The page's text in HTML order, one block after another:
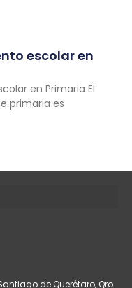
escolar en
en Primaria El
primaria es
de Querétaro, Qro.